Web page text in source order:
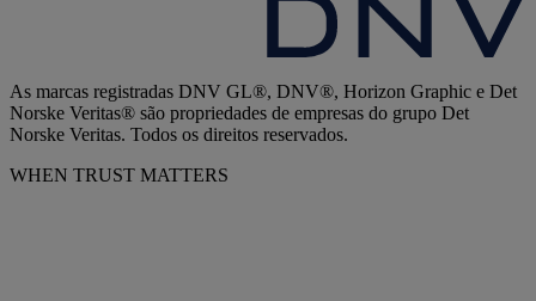
As marcas registradas DNV GL®, DNV®, Horizon Graphic e Det
Norske Veritas® são propriedades de empresas do grupo Det
Norske Veritas. Todos os direitos reservados.
WHEN TRUST MATTERS